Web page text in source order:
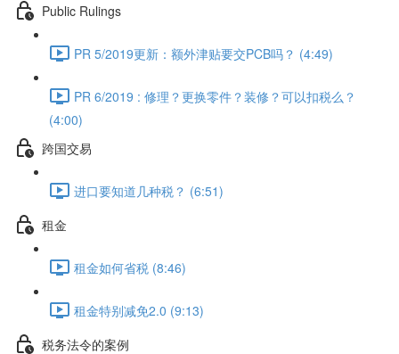
Public Rulings
PR 5/2019更新：额外津贴要交PCB吗？ (4:49)
PR 6/2019 : 修理？更换零件？装修？可以扣税么？
(4:00)
跨国交易
进口要知道几种税？ (6:51)
租金
租金如何省税 (8:46)
租金特别减免2.0 (9:13)
税务法令的案例